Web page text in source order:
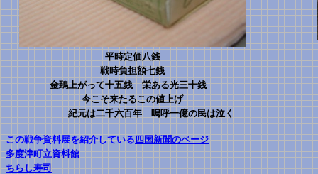
平時定価八銭
戦時負担額七銭
金鵄上がって十五銭 栄ある光三十銭
今こそ来たるこの値上げ
紀元は二千六百年 嗚呼一億の民は泣く
この戦争資料展を紹介している四国新聞のページ
多度津町立資料館
ちらし寿司